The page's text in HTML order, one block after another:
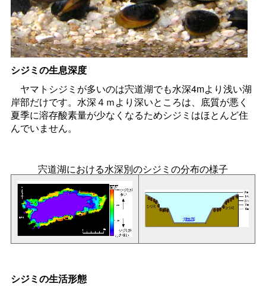
シジミの生息深度
ヤマトシジミが多いのは宍道湖でも水深4mより浅い湖
岸部だけです。水深４ｍより深いところは、底質が悪く
夏季に溶存酸素量が少なくなるためシジミはほとんど住
んでいません。
宍道湖における水深別のシジミの分布の様子
シジミの生活形態